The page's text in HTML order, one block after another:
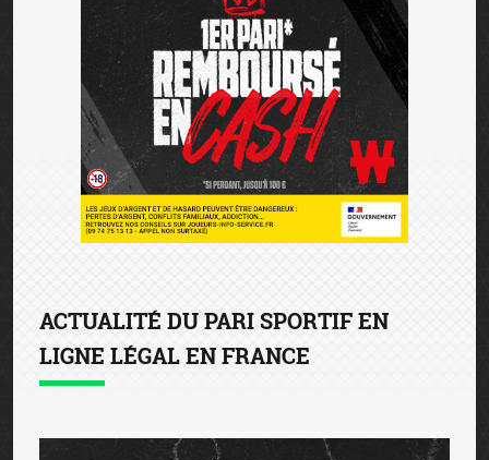
ACTUALITÉ DU PARI SPORTIF EN
LIGNE LÉGAL EN FRANCE